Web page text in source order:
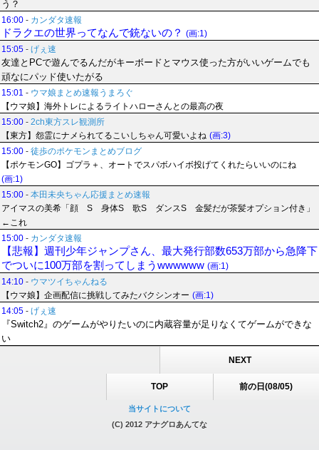
う？
16:00 - カンダタ速報
ドラクエの世界ってなんで銃ないの？ (画:1)
15:05 - げぇ速
友達とPCで遊んでるんだがキーボードとマウス使った方がいいゲームでも
頑なにパッド使いたがる
15:01 - ウマ娘まとめ速報うまろぐ
【ウマ娘】海外トレによるライトハローさんとの最高の夜
15:00 - 2ch東方スレ観測所
【東方】怨霊にナメられてるこいしちゃん可愛いよね (画:3)
15:00 - 徒歩のポケモンまとめブログ
【ポケモンGO】ゴプラ＋、オートでスパボハイボ投げてくれたらいいのにね
(画:1)
15:00 - 本田未央ちゃん応援まとめ速報
アイマスの美希「顔 S 身体S 歌S ダンスS 金髪だが茶髪オプション付き」
←これ
15:00 - カンダタ速報
【悲報】週刊少年ジャンプさん、最大発行部数653万部から急降下
でついに100万部を割ってしまうwwwwww (画:1)
14:10 - ウマツイちゃんねる
【ウマ娘】企画配信に挑戦してみたバクシンオー (画:1)
14:05 - げぇ速
『Switch2』のゲームがやりたいのに内蔵容量が足りなくてゲームができな
い
NEXT
TOP 前の日(08/05)
当サイトについて
(C) 2012 アナグロあんてな